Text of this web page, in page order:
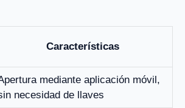
Características
mediante aplicación móvil,
necesidad de llaves